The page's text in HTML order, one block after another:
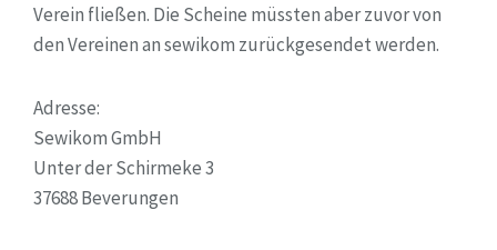
Verein fließen. Die Scheine müssten aber zuvor von
den Vereinen an sewikom zurückgesendet werden.
Adresse:
Sewikom GmbH
Unter der Schirmeke 3
37688 Beverungen